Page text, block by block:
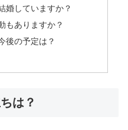
婚していますか？
もありますか？
後の予定は？
は？